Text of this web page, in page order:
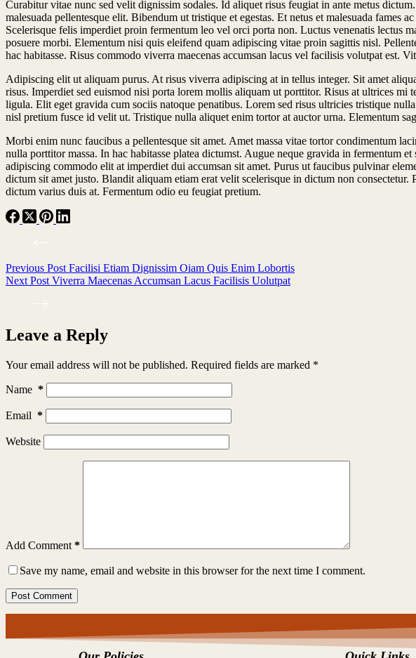
Curabitur vitae nunc sed velit dignissim sodales. Id aliquet risus feugiat in ante metus
malesuada pellentesque elit. Bibendum ut tristique et egestas. Et netus et malesuada fames
Scelerisque felis imperdiet proin fermentum leo vel orci porta non. Luctus venenatis lectus
posuere morbi. Elementum nisi quis eleifend quam adipiscing vitae proin sagittis nisl.
hac habitasse. Risus commodo viverra maecenas accumsan lacus vel facilisis volutpat est.
Adipiscing elit ut aliquam purus. At risus viverra adipiscing at in tellus integer. Sit amet
risus. Imperdiet sed euismod nisi porta lorem mollis aliquam ut porttitor. Risus at ultrices
ligula. Elit eget gravida cum sociis natoque penatibus. Lorem sed risus ultricies tristique
nisl pretium fusce id velit ut. Tristique nulla aliquet enim tortor at auctor urna. Elementum
Morbi enim nunc faucibus a pellentesque sit amet. Amet massa vitae tortor condimentum
nulla porttitor massa. In hac habitasse platea dictumst. Augue neque gravida in
adipiscing commodo elit at imperdiet dui accumsan sit amet. Purus ut faucibus pulvinar
dictum sit amet justo. Blandit aliquam etiam erat velit scelerisque in dictum non
dictum varius duis at. Fermentum odio eu feugiat pretium.
Previous Post Facilisi Etiam Dignissim Oiam Quis Enim Lobortis
Next Post Viverra Maecenas Accumsan Lacus Facilisis Uolutpat
Leave a Reply
Your email address will not be published. Required fields are marked *
Name *
Email *
Website
Add Comment *
Save my name, email and website in this browser for the next time I comment.
Post Comment